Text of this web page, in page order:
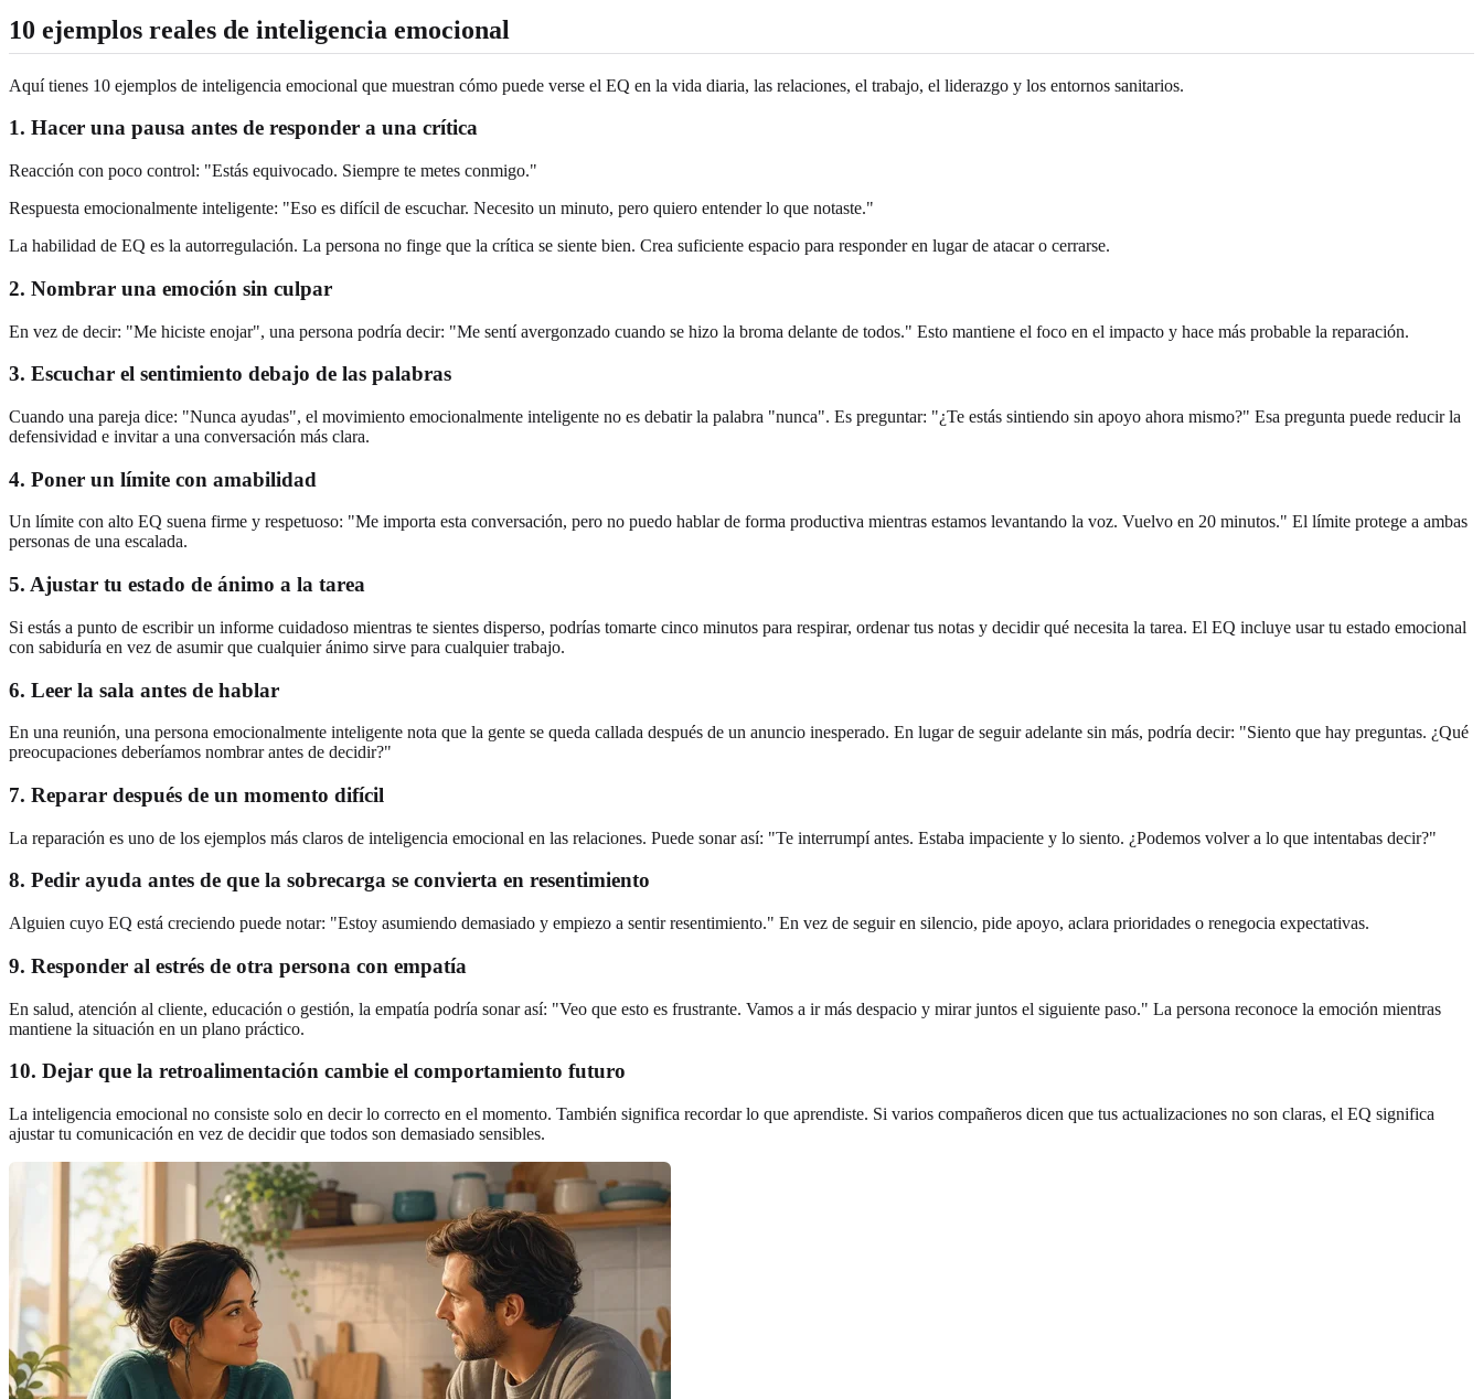
10 ejemplos reales de inteligencia emocional
Aquí tienes 10 ejemplos de inteligencia emocional que muestran cómo puede verse el EQ en la vida diaria, las relaciones, el trabajo, el liderazgo y los entornos sanitarios.
1. Hacer una pausa antes de responder a una crítica
Reacción con poco control: "Estás equivocado. Siempre te metes conmigo."
Respuesta emocionalmente inteligente: "Eso es difícil de escuchar. Necesito un minuto, pero quiero entender lo que notaste."
La habilidad de EQ es la autorregulación. La persona no finge que la crítica se siente bien. Crea suficiente espacio para responder en lugar de atacar o cerrarse.
2. Nombrar una emoción sin culpar
En vez de decir: "Me hiciste enojar", una persona podría decir: "Me sentí avergonzado cuando se hizo la broma delante de todos." Esto mantiene el foco en el impacto y hace más probable la reparación.
3. Escuchar el sentimiento debajo de las palabras
Cuando una pareja dice: "Nunca ayudas", el movimiento emocionalmente inteligente no es debatir la palabra "nunca". Es preguntar: "¿Te estás sintiendo sin apoyo ahora mismo?" Esa pregunta puede reducir la
defensividad e invitar a una conversación más clara.
4. Poner un límite con amabilidad
Un límite con alto EQ suena firme y respetuoso: "Me importa esta conversación, pero no puedo hablar de forma productiva mientras estamos levantando la voz. Vuelvo en 20 minutos." El límite protege a ambas
personas de una escalada.
5. Ajustar tu estado de ánimo a la tarea
Si estás a punto de escribir un informe cuidadoso mientras te sientes disperso, podrías tomarte cinco minutos para respirar, ordenar tus notas y decidir qué necesita la tarea. El EQ incluye usar tu estado emocional
con sabiduría en vez de asumir que cualquier ánimo sirve para cualquier trabajo.
6. Leer la sala antes de hablar
En una reunión, una persona emocionalmente inteligente nota que la gente se queda callada después de un anuncio inesperado. En lugar de seguir adelante sin más, podría decir: "Siento que hay preguntas. ¿Qué
preocupaciones deberíamos nombrar antes de decidir?"
7. Reparar después de un momento difícil
La reparación es uno de los ejemplos más claros de inteligencia emocional en las relaciones. Puede sonar así: "Te interrumpí antes. Estaba impaciente y lo siento. ¿Podemos volver a lo que intentabas decir?"
8. Pedir ayuda antes de que la sobrecarga se convierta en resentimiento
Alguien cuyo EQ está creciendo puede notar: "Estoy asumiendo demasiado y empiezo a sentir resentimiento." En vez de seguir en silencio, pide apoyo, aclara prioridades o renegocia expectativas.
9. Responder al estrés de otra persona con empatía
En salud, atención al cliente, educación o gestión, la empatía podría sonar así: "Veo que esto es frustrante. Vamos a ir más despacio y mirar juntos el siguiente paso." La persona reconoce la emoción mientras
mantiene la situación en un plano práctico.
10. Dejar que la retroalimentación cambie el comportamiento futuro
La inteligencia emocional no consiste solo en decir lo correcto en el momento. También significa recordar lo que aprendiste. Si varios compañeros dicen que tus actualizaciones no son claras, el EQ significa
ajustar tu comunicación en vez de decidir que todos son demasiado sensibles.